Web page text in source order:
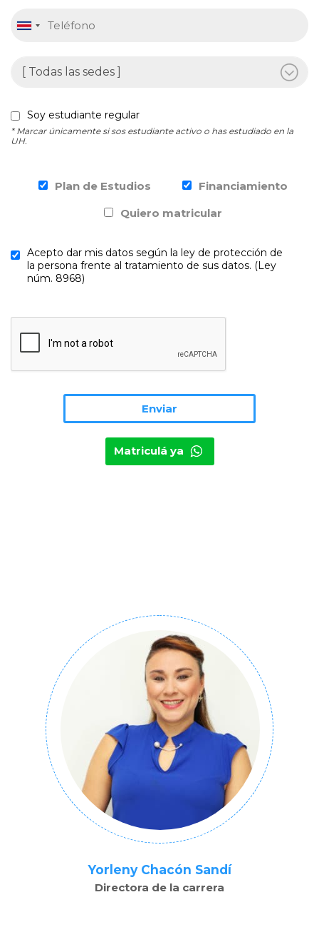
Soy estudiante regular
* Marcar únicamente si sos estudiante activo o has estudiado en la
UH.
Plan de Estudios
Financiamiento
Quiero matricular
Acepto dar mis datos según la ley de protección de
la persona frente al tratamiento de sus datos. (Ley
núm. 8968)
Matriculá ya
Yorleny Chacón Sandí
Directora de la carrera